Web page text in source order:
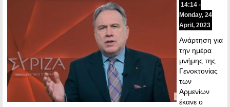
14:14 -
Monday, 24
April, 2023
Ανάρτηση για
την ημέρα
μνήμης της
Γενοκτονίας
των
Αρμενίων
έκανε ο